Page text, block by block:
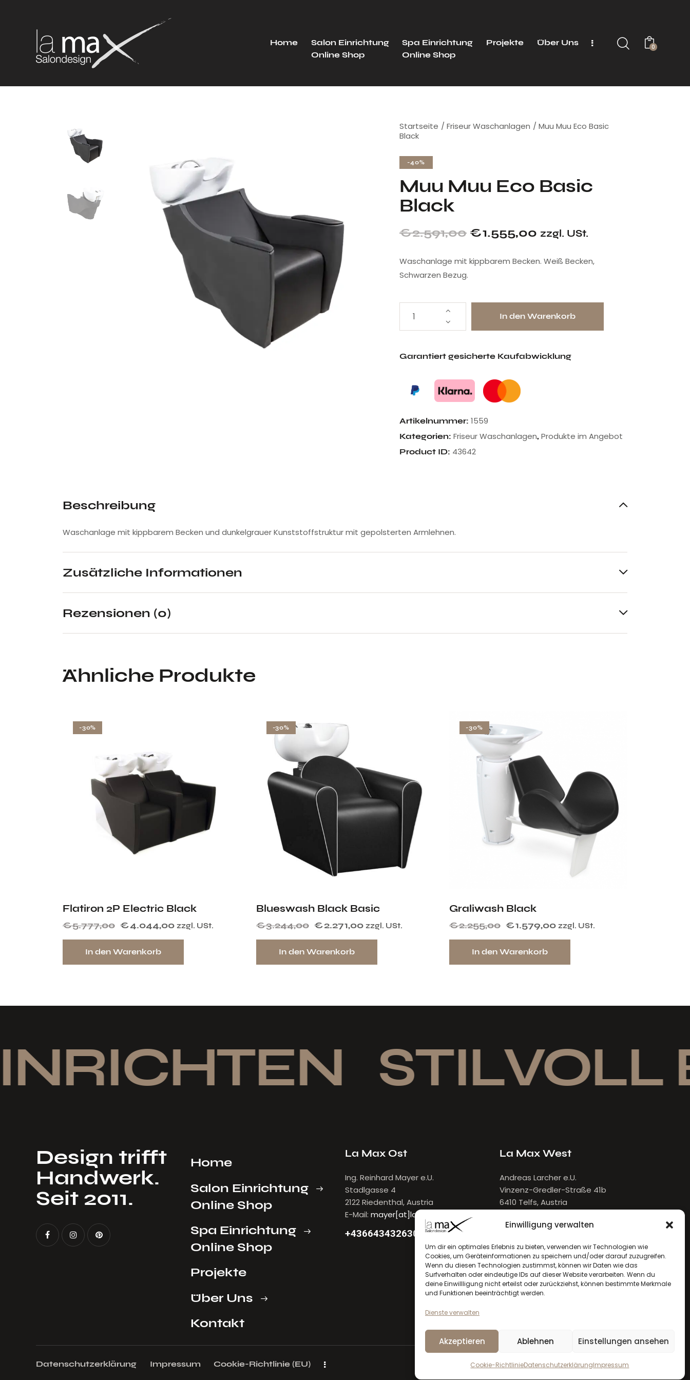
Einwilligung verwalten
Um dir ein optimales Erlebnis zu bieten, verwenden wir Technologien wie
Cookies, um Geräteinformationen zu speichern und/oder darauf zuzugreifen.
Wenn du diesen Technologien zustimmst, können wir Daten wie das
Surfverhalten oder eindeutige IDs auf dieser Website verarbeiten. Wenn du
deine Einwillligung nicht erteilst oder zurückziehst, können bestimmte Merkmale
und Funktionen beeinträchtigt werden.
Dienste verwalten
Akzeptieren Ablehnen Einstellungen ansehen
Cookie-RichtlinieDatenschutzerklärungImpressum
Home
Salon Einrichtung
Online Shop
Spa Einrichtung
Online Shop
Projekte Über Uns 0
Startseite Friseur Waschanlagen
Muu Muu Eco Basic
Black
-40%
Muu Muu Eco Basic
Black
€2.591,00 €1.555,00 zzgl. USt.
Waschanlage mit kippbarem Becken. Weiß Becken,
Schwarzen Bezug.
In den Warenkorb
Garantiert gesicherte Kaufabwicklung
Artikelnummer: 1559
Kategorien: Friseur Waschanlagen, Produkte im Angebot
Product ID: 43642
Beschreibung
Waschanlage mit kippbarem Becken und dunkelgrauer Kunststoffstruktur mit gepolsterten Armlehnen.
Zusätzliche Informationen
Rezensionen (0)
Ähnliche Produkte
-30%
Flatiron 2P Electric Black
€5.777,00 €4.044,00 zzgl. USt.
In den Warenkorb
-30%
Blueswash Black Basic
€3.244,00 €2.271,00 zzgl. USt.
In den Warenkorb
-30%
Graliwash Black
€2.255,00 €1.579,00 zzgl. USt.
In den Warenkorb
STILVOLL
Design trifft
Handwerk.
Seit 2011.
Home
Salon Einrichtung
Online Shop
Spa Einrichtung
Online Shop
Projekte
Über Uns
Kontakt
La Max Ost
Ing. Reinhard Mayer e.U.
Stadlgasse 4
2122 Riedenthal, Austria
E-Mail: mayer[at]lamax.at
+436643432630
La Max West
Andreas Larcher e.U.
Vinzenz-Gredler-Straße 41b
6410 Telfs, Austria
+436643432632
Datenschutzerklärung Impressum Cookie-Richtlinie (EU) la max© 2026. Alle Rechte vorbehalten